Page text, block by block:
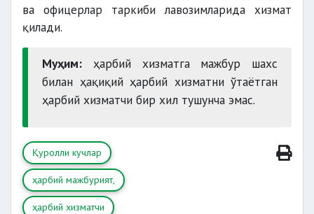
ва офицерлар таркиби лавозимларида хизмат
қилади.
Муҳим: ҳарбий хизматга мажбур шахс
билан ҳақиқий ҳарбий хизматни ўтаётган
ҳарбий хизматчи бир хил тушунча эмас.
Қуролли кучлар
ҳарбий мажбурият,
ҳарбий хизматчи